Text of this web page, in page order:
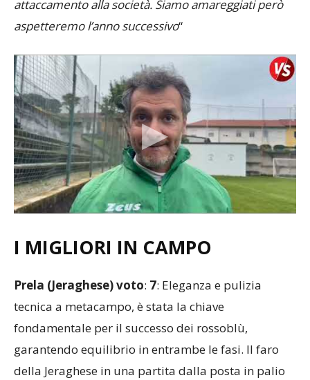
forti; grande professionalità, grande voglia, grande
attaccamento alla società. Siamo amareggiati però
aspetteremo l’anno successivo“
Prela (Jeraghese) voto:7: Eleganza e pulizia
tecnica a metacampo, è stata la chiave
fondamentale per il successo dei rossoblù,
garantendo equilibrio in entrambe le fasi. Il faro